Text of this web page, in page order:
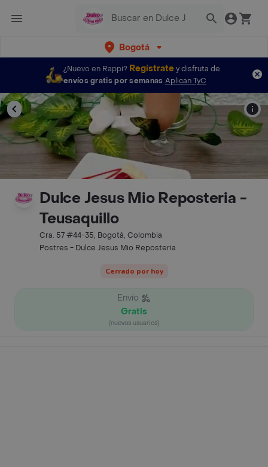
Bogotá
¿Nuevo en Rappi? Regístratey disfruta de
envíos gratis por semanas Aplican TyC
Dulce Jesus Mio Reposteria -
Teusaquillo
Cra. 57 #44-35, Bogotá, Colombia
Postres - Dulce Jesus Mio Reposteria
Cerrado por hoy
Envío
Gratis
(nuevos usuarios)